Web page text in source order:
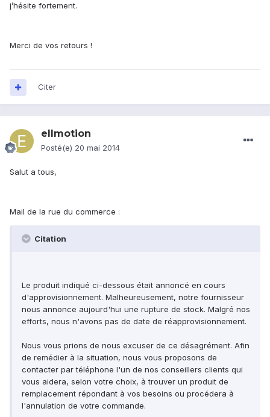
j’hésite fortement.
Merci de vos retours !
Citer
ellmotion
Posté(e) 20 mai 2014
Salut a tous,
Mail de la rue du commerce :
Citation
Le produit indiqué ci-dessous était annoncé en cours
d'approvisionnement. Malheureusement, notre fournisseur
nous annonce aujourd'hui une rupture de stock. Malgré nos
efforts, nous n'avons pas de date de réapprovisionnement.
Nous vous prions de nous excuser de ce désagrément. Afin
de remédier à la situation, nous vous proposons de
contacter par téléphone l'un de nos conseillers clients qui
vous aidera, selon votre choix, à trouver un produit de
remplacement répondant à vos besoins ou procédera à
l'annulation de votre commande.